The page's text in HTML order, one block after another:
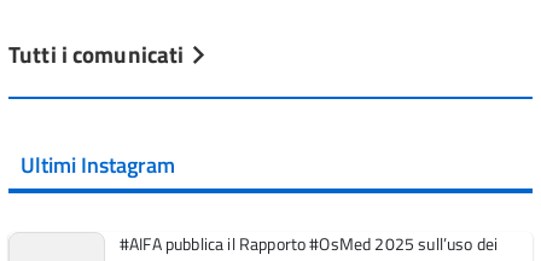
Tutti i comunicati
Ultimi Instagram
#AIFA pubblica il Rapporto #OsMed 2025 sull’uso dei